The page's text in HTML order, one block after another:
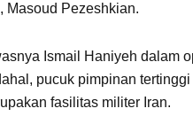
Masoud Pezeshkian.
Ismail Haniyeh dalam
pucuk pimpinan
fasilitas militer Iran.